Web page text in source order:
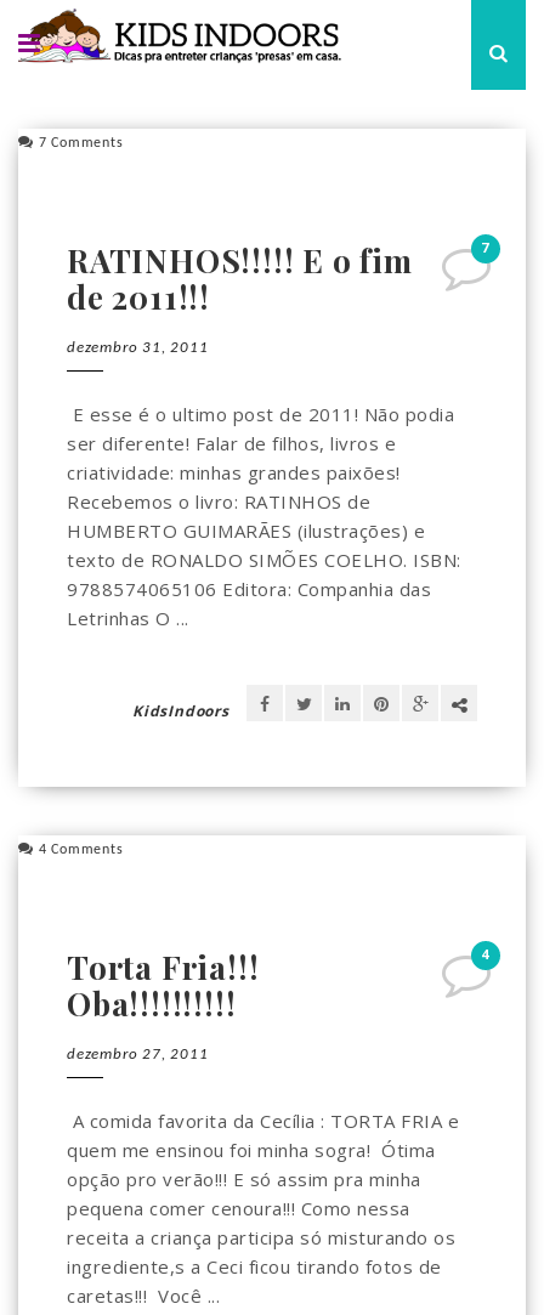
7 Comments
7
RATINHOS!!!!! E o fim
de 2011!!!
dezembro 31, 2011
E esse é o ultimo post de 2011! Não podia
ser diferente! Falar de filhos, livros e
criatividade: minhas grandes paixões!
Recebemos o livro: RATINHOS de
HUMBERTO GUIMARÃES (ilustrações) e
texto de RONALDO SIMÕES COELHO. ISBN:
9788574065106 Editora: Companhia das
Letrinhas O ...
KidsIndoors
4 Comments
4
Torta Fria!!!
Oba!!!!!!!!!!
dezembro 27, 2011
A comida favorita da Cecília : TORTA FRIA e
quem me ensinou foi minha sogra! Ótima
opção pro verão!!! E só assim pra minha
pequena comer cenoura!!! Como nessa
receita a criança participa só misturando os
ingrediente,s a Ceci ficou tirando fotos de
caretas!!! Você ...